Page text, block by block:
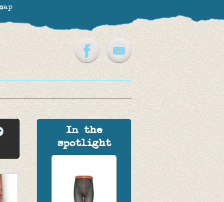
In the
spotlight